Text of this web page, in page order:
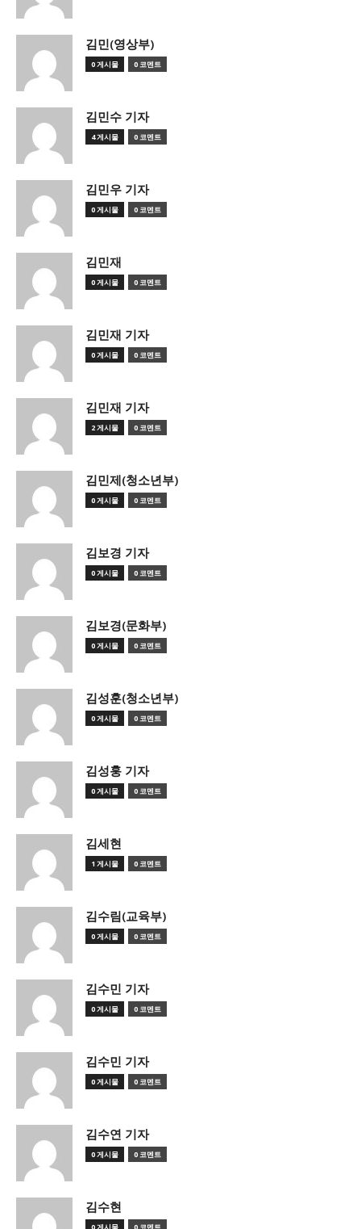
김민(영상부)
0 게시물 0 코멘트
김민수 기자
4 게시물 0 코멘트
김민우 기자
0 게시물 0 코멘트
김민재
0 게시물 0 코멘트
김민재 기자
0 게시물 0 코멘트
김민재 기자
2 게시물 0 코멘트
김민제(청소년부)
0 게시물 0 코멘트
김보경 기자
0 게시물 0 코멘트
김보경(문화부)
0 게시물 0 코멘트
김성훈(청소년부)
0 게시물 0 코멘트
김성훙 기자
0 게시물 0 코멘트
김세현
1 게시물 0 코멘트
김수림(교육부)
0 게시물 0 코멘트
김수민 기자
0 게시물 0 코멘트
김수민 기자
0 게시물 0 코멘트
김수연 기자
0 게시물 0 코멘트
김수현